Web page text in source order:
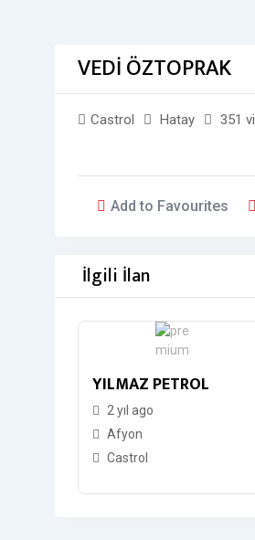
VEDİ ÖZTOPRAK
Castrol Hatay 351
Add to Favourites
İlgili İlan
YILMAZ PETROL
2 yıl ago
Afyon
Castrol